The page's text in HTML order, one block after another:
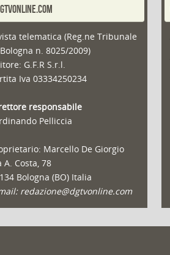
telematica (Reg.ne Tribunale
n. 8025/2009)
G.F.R S.r.l.
Iva 03334250234
responsabile
Pelliccia
Marcello De Giorgio
A. Costa, 78
Bologna (BO) Italia
redazione@dgtvonline.com